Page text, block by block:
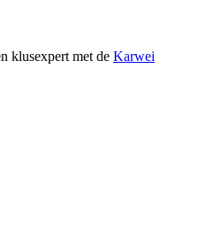
klusexpert met de Karwei